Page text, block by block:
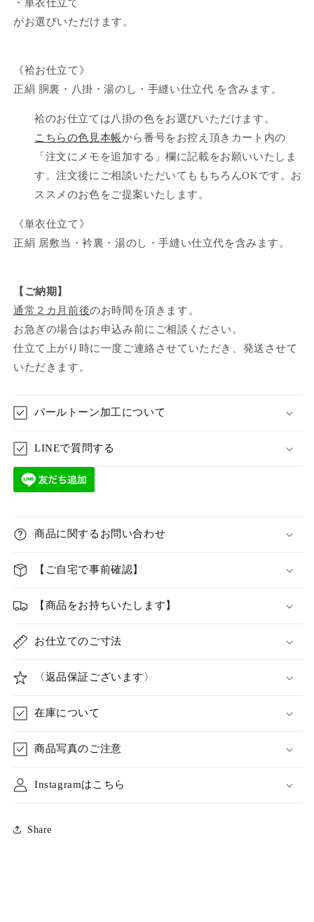
・単衣仕立て
がお選びいただけます。
《袷お仕立て》
正絹 胴裏・八掛・湯のし・手縫い仕立代 を含みます。
袷のお仕立ては八掛の色をお選びいただけます。
こちらの色見本帳から番号をお控え頂き カート内の
「注文にメモを追加する」欄に記載をお願いいたしま
す。注文後にご相談いただいてももちろんOKです。お
ススメのお色をご提案いたします。
《単衣仕立て》
正絹 居敷当・衿裏・湯のし・手縫い仕立代を含みます。
【ご納期】
通常２カ月前後のお時間を頂きます。
お急ぎの場合はお申込み前にご相談ください。
仕立て上がり時に一度ご連絡させていただき、発送させて
いただきます。
パールトーン加工について
LINEで質問する
商品に関するお問い合わせ
【ご自宅で事前確認】
【商品をお持ちいたします】
お仕立てのご寸法
〈返品保証ございます〉
在庫について
商品写真のご注意
Instagramはこちら
Share